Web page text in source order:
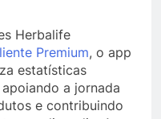
Herbalife
Premium, o app
estatísticas
a jornada
e contribuindo